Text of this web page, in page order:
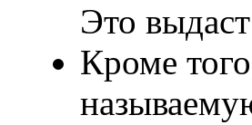
Это
Кроме